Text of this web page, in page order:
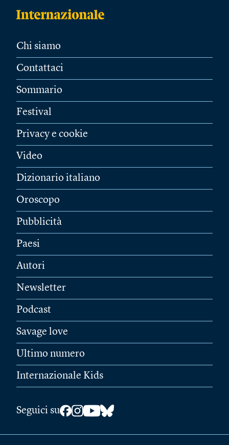
Chi siamo
Contattaci
Sommario
Festival
Privacy e cookie
Video
Dizionario italiano
Oroscopo
Pubblicità
Paesi
Autori
Newsletter
Podcast
Savage love
Ultimo numero
Internazionale Kids
Seguici su